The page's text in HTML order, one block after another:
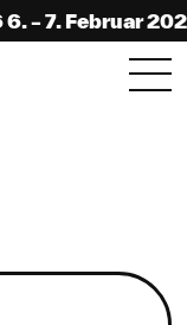
– 7. Februar